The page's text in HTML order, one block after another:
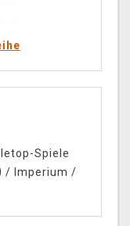
Spiele
/ Imperium /